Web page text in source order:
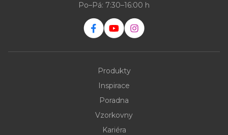
Po–Pá: 7:30–16:00 h
Produkty
Inspirace
Poradna
Vzorkovny
Kariéra